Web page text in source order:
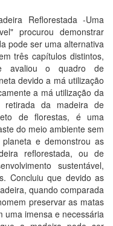
Reflorestada -Uma
procurou demonstrar
pode ser uma alternativa
três capítulos distintos,
avaliou o quadro de
devido a má utilização
a má utilização da
retirada da madeira de
de florestas, é uma
do meio ambiente sem
e demonstrou as
reflorestada, ou de
sustentável,
Concluiu que devido as
quando comparada
preservar as matas
uma imensa e necessária